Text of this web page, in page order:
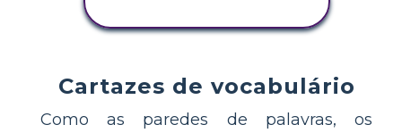
Cartazes de vocabulário
Como as paredes de palavras, os